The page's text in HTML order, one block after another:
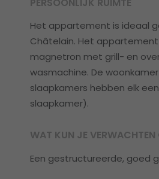
Het appartement is ideaal
Châtelain. Het
magnetron met grill- en
wasmachine. De
slaapkamers hebben elk
slaapkamer).
WAT KUN JE VERWACHTEN
Een gestructureerde, goed